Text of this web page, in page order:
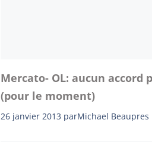
Mercato- OL: aucun accord
(pour le moment)
26 janvier 2013 parMichael Beaupres